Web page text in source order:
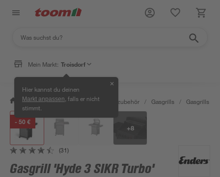
Mein Markt: Troisdorf
Hier kannst du deinen
Markt anpassen , falls er nicht
stimmt.
✕
/ Garten & Freizeit / Grills & Grillzubehör / Gasgrills / Gasgrills
- 50 €
+8
(31)
Gasgrill 'Hyde 3 SIKR Turbo'